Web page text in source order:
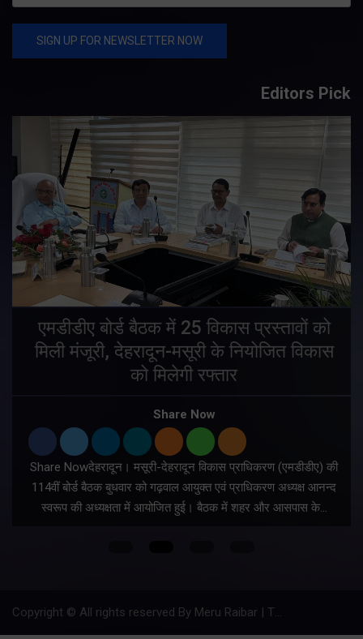
Editors Pick
एमडीडीए बोर्ड बैठक में 25 विकास प्रस्तावों को
मिली मंजूरी, देहरादून-मसूरी के नियोजित विकास
को मिलेगी रफ्तार
Share Now
Share Nowदेहरादून। मसूरी-देहरादून विकास प्राधिकरण (एमडीडीए) की
114वीं बोर्ड बैठक बुधवार को गढ़वाल आयुक्त एवं प्राधिकरण अध्यक्ष आनन्द
स्वरूप की अध्यक्षता में आयोजित हुई। बैठक में शहर और आसपास के…
Copyright © All rights reserved By Meru Raibar | Theme by